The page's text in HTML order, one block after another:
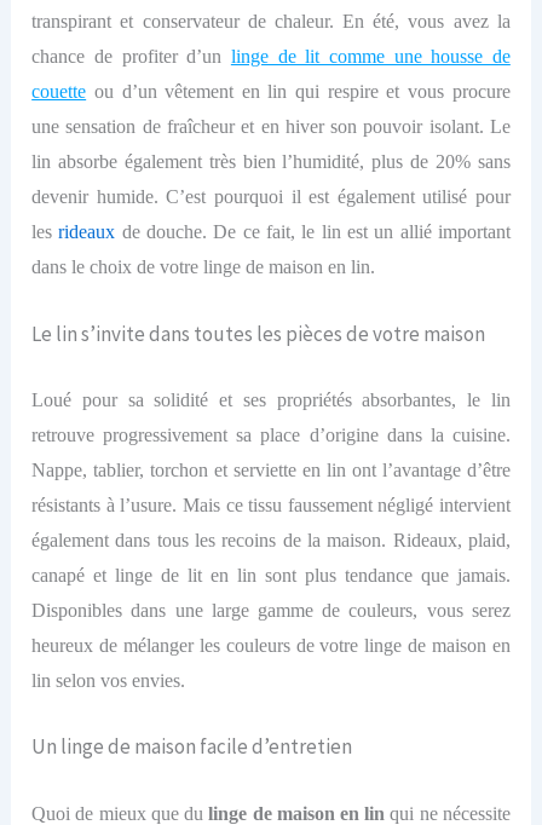
transpirant et conservateur de chaleur. En été, vous avez la
chance de profiter d’un linge de lit comme une housse de
couette ou d’un vêtement en lin qui respire et vous procure
une sensation de fraîcheur et en hiver son pouvoir isolant. Le
lin absorbe également très bien l’humidité, plus de 20% sans
devenir humide. C’est pourquoi il est également utilisé pour
lesrideaux de douche. De ce fait, le lin est un allié important
dans le choix de votrelinge de maison en lin.
Le lin s’invite dans toutes les pièces de votre maison
Loué pour sa solidité et ses propriétés absorbantes, le lin
retrouve progressivement sa place d’origine dans la cuisine.
Nappe, tablier, torchon et serviette en lin ont l’avantage d’être
résistants à l’usure. Mais ce tissu faussement négligé intervient
également dans tous les recoins de la maison. Rideaux, plaid,
canapé et linge de lit en lin sont plus tendance que jamais.
Disponibles dans une large gamme de couleurs, vous serez
heureux de mélanger les couleurs de votre linge de maison en
lin selon vos envies.
Un linge de maison facile d’entretien
Quoi de mieux que dulinge de maison en lin qui ne nécessite